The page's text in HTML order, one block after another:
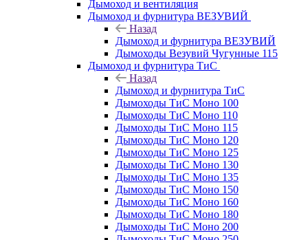
Дымоход и вентиляция
Дымоход и фурнитура ВЕЗУВИЙ
Назад
Дымоход и фурнитура ВЕЗУВИЙ
Дымоходы Везувий Чугунные 115
Дымоход и фурнитура ТиС
Назад
Дымоход и фурнитура ТиС
Дымоходы ТиС Моно 100
Дымоходы ТиС Моно 110
Дымоходы ТиС Моно 115
Дымоходы ТиС Моно 120
Дымоходы ТиС Моно 125
Дымоходы ТиС Моно 130
Дымоходы ТиС Моно 135
Дымоходы ТиС Моно 150
Дымоходы ТиС Моно 160
Дымоходы ТиС Моно 180
Дымоходы ТиС Моно 200